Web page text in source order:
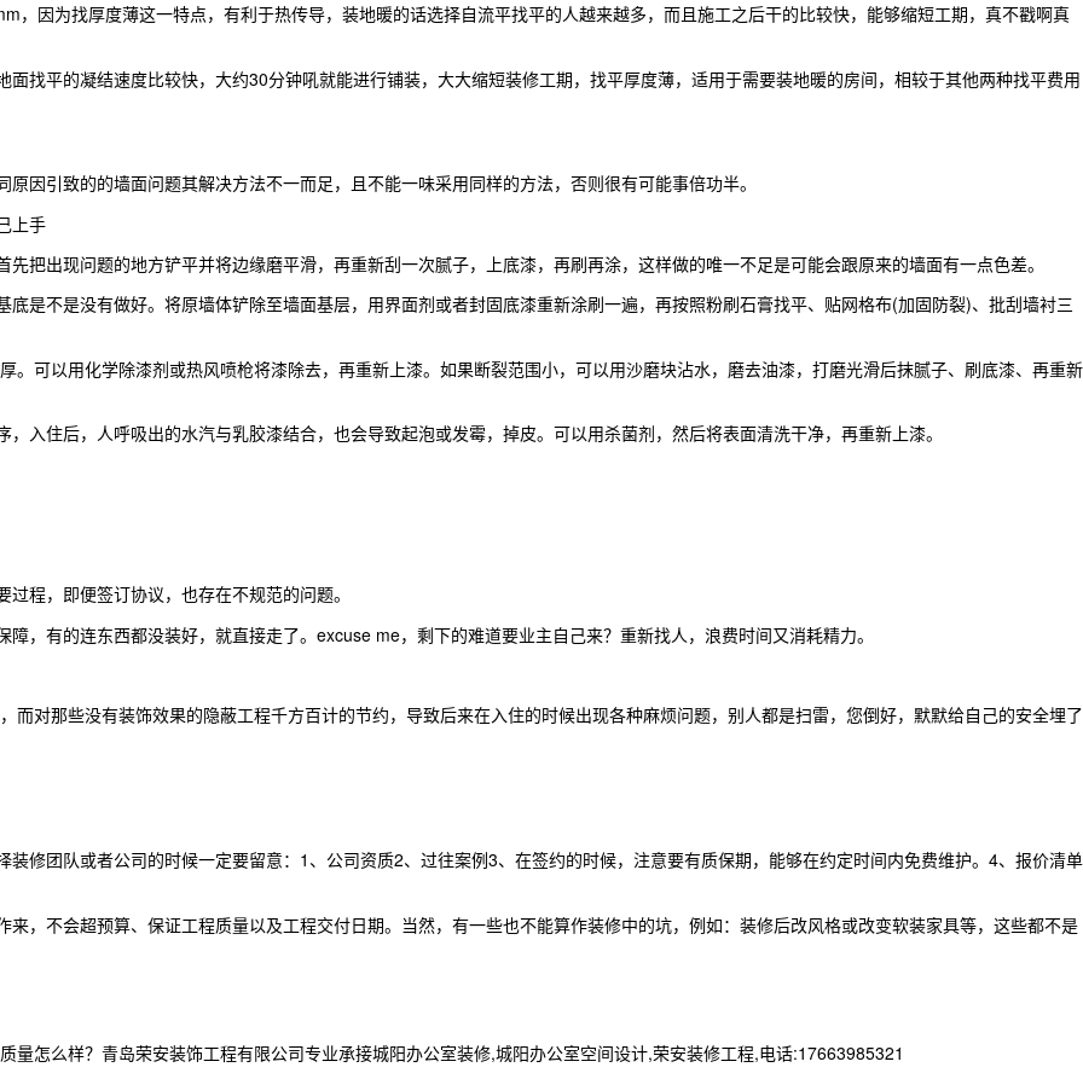
为找厚度薄这一特点，有利于热传导，装地暖的话选择自流平找平的人越来越多，而且施工之后干的比较快，能够缩短工期，真不戳啊真
平的凝结速度比较快，大约30分钟吼就能进行铺装，大大缩短装修工期，找平厚度薄，适用于需要装地暖的房间，相较于其他两种找平费用
引致的的墙面问题其解决方法不一而足，且不能一味采用同样的方法，否则很有可能事倍功半。
上手
出现问题的地方铲平并将边缘磨平滑，再重新刮一次腻子，上底漆，再刷再涂，这样做的唯一不足是可能会跟原来的墙面有一点色差。
不是没有做好。将原墙体铲除至墙面基层，用界面剂或者封固底漆重新涂刷一遍，再按照粉刷石膏找平、贴网格布(加固防裂)、批刮墙衬三
以用化学除漆剂或热风喷枪将漆除去，再重新上漆。如果断裂范围小，可以用沙磨块沾水，磨去油漆，打磨光滑后抹腻子、刷底漆、再重新
住后，人呼吸出的水汽与乳胶漆结合，也会导致起泡或发霉，掉皮。可以用杀菌剂，然后将表面清洗干净，再重新上漆。
，即便签订协议，也存在不规范的问题。
有的连东西都没装好，就直接走了。excuse me，剩下的难道要业主自己来？重新找人，浪费时间又消耗精力。
那些没有装饰效果的隐蔽工程千方百计的节约，导致后来在入住的时候出现各种麻烦问题，别人都是扫雷，您倒好，默默给自己的安全埋了
团队或者公司的时候一定要留意：1、公司资质2、过往案例3、在签约的时候，注意要有质保期，能够在约定时间内免费维护。4、报价清单
不会超预算、保证工程质量以及工程交付日期。当然，有一些也不能算作装修中的坑，例如：装修后改风格或改变软装家具等，这些都不是
怎么样？青岛荣安装饰工程有限公司专业承接城阳办公室装修,城阳办公室空间设计,荣安装修工程,电话:17663985321